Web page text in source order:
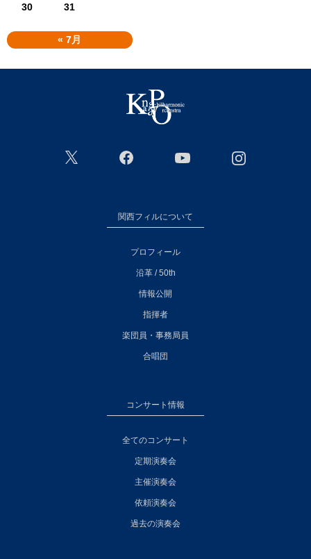
« 7月
30
31
関西フィルについて
プロフィール
沿革 / 50th
情報公開
指揮者
楽団員・事務局員
合唱団
コンサート情報
全てのコンサート
定期演奏会
主催演奏会
依頼演奏会
過去の演奏会